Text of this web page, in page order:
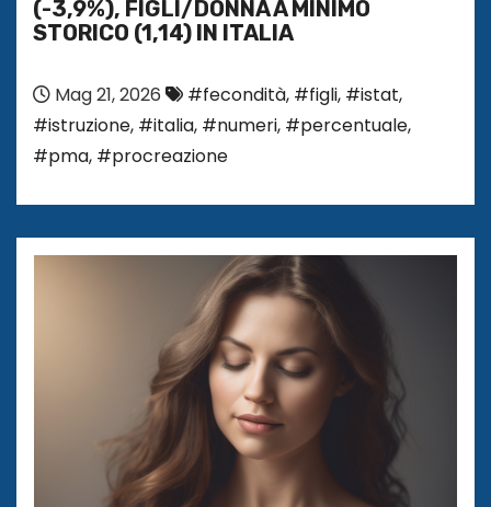
(-3,9%), FIGLI/DONNA A MINIMO
STORICO (1,14) IN ITALIA
Mag 21, 2026 #fecondità, #figli, #istat,
#istruzione, #italia, #numeri, #percentuale,
#pma, #procreazione